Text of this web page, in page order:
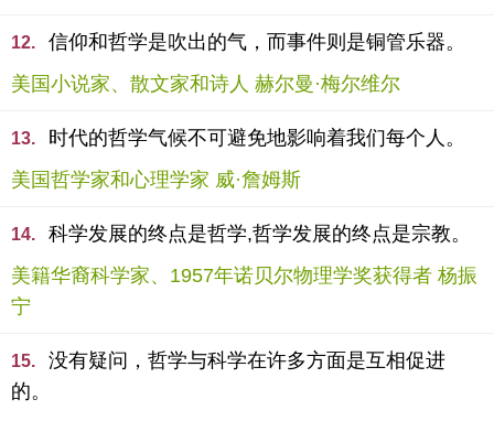
12.
信仰和哲学是吹出的气，而事件则是铜管乐器。
美国小说家、散文家和诗人 赫尔曼·梅尔维尔
13.
时代的哲学气候不可避免地影响着我们每个人。
美国哲学家和心理学家 威·詹姆斯
14.
科学发展的终点是哲学,哲学发展的终点是宗教。
美籍华裔科学家、1957年诺贝尔物理学奖获得者 杨振
宁
15.
没有疑问，哲学与科学在许多方面是互相促进
的。